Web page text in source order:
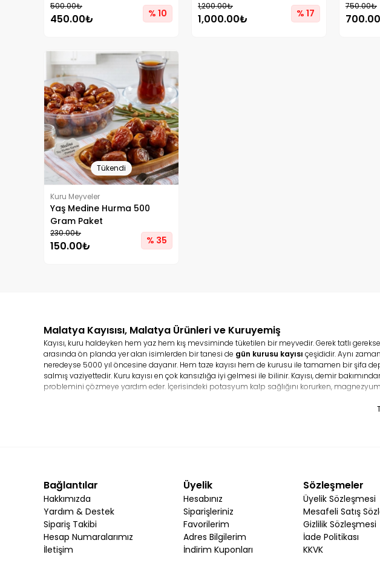
500.00₺
450.00₺ % 10
1,200.00₺
1,000.00₺ % 17
750.00₺
Tükendi
Kuru Meyveler
Yaş Medine Hurma 500
Gram Paket
230.00₺
150.00₺ % 35
Malatya Kayısısı, Malatya Ürünleri ve Kuruyemiş
Kayısı, kuru haldeyken hem yaz hem kış mevsiminde tüketilen bir meyvedir. Gerek tatlı
arasında ön planda yer alan isimlerden bir tanesi de gün kurusu kayısı çeşididir. Aynı
neredeyse 5000 yıl öncesine dayanır. Hem taze kayısı hem de kurusu ile tamamen bir şifa
salmış vaziyettedir. Kuru kayısı en çok kansızlığa iyi gelmesi ile bilinir. Kayısı, demir
problemini çözmeye yardım eder. İçerisindeki potasyum kalp sağlığını korurken, magnezyum
Kuru Kayısı Nasıl Muhafaza Edilir?
Kuru kayısının salkım türünün kuru ve serin bir ortamda saklanması gerekir. Bu tür
hava sirkülasyonunun bulunmadığı ve ağzı sıkıca kapatılan kaplarda muhafaza edilir ise
olabilirsiniz.
Kuru Kayısının Buzdolabında Saklanma Koşulları
Bağlantılar
Hakkımızda
Yardım & Destek
Sipariş Takibi
Hesap Numaralarımız
İletişim
Üyelik
Hesabınız
Siparişleriniz
Favorilerim
Adres Bilgilerim
İndirim Kuponları
Sözleşmeler
Üyelik Sözleşmesi
Mesafeli Satış
Gizlilik Sözleşmesi
İade Politikası
KKVK